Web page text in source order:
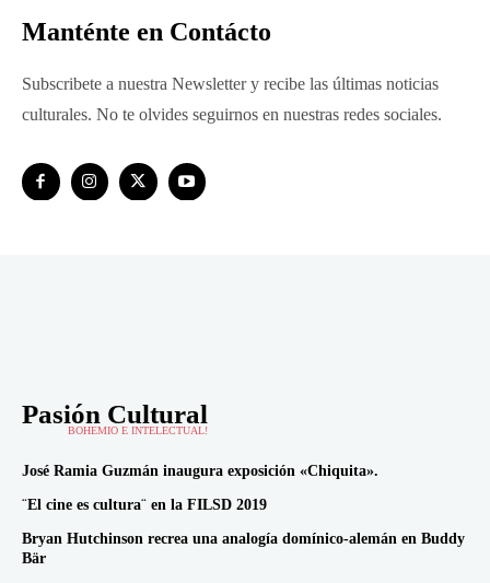
Manténte en Contácto
Subscribete a nuestra Newsletter y recibe las últimas noticias
culturales. No te olvides seguirnos en nuestras redes sociales.
Pasión Cultural
BOHEMIO E INTELECTUAL!
José Ramia Guzmán inaugura exposición «Chiquita».
¨El cine es cultura¨ en la FILSD 2019
Bryan Hutchinson recrea una analogía domínico-alemán en Buddy
Bär